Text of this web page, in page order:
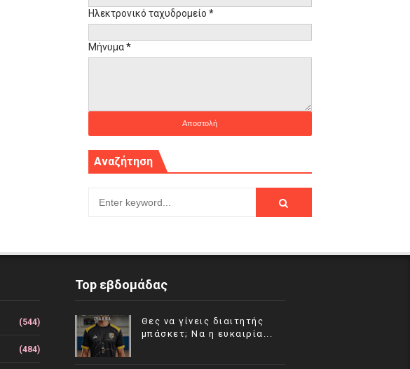
Ηλεκτρονικό ταχυδρομείο *
Μήνυμα*
Αναζήτηση
(544)
(484)
Top εβδομάδας
Θες να γίνεις διαιτητής
μπάσκετ; Να η ευκαιρία...